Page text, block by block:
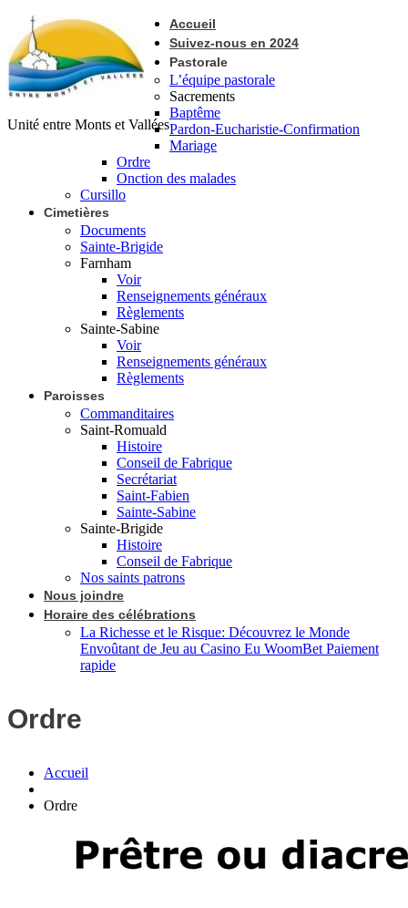
Unité entre Monts et Vallées
Accueil
Suivez-nous en 2024
Pastorale
L’équipe pastorale
Sacrements
Baptême
Pardon-Eucharistie-Confirmation
Mariage
Ordre
Onction des malades
Cursillo
Cimetières
Documents
Sainte-Brigide
Farnham
Voir
Renseignements généraux
Règlements
Sainte-Sabine
Voir
Renseignements généraux
Règlements
Paroisses
Commanditaires
Saint-Romuald
Histoire
Conseil de Fabrique
Secrétariat
Saint-Fabien
Sainte-Sabine
Sainte-Brigide
Histoire
Conseil de Fabrique
Nos saints patrons
Nous joindre
Horaire des célébrations
La Richesse et le Risque: Découvrez le Monde
Envoûtant de Jeu au Casino Eu WoomBet Paiement
rapide
Ordre
Accueil
Ordre